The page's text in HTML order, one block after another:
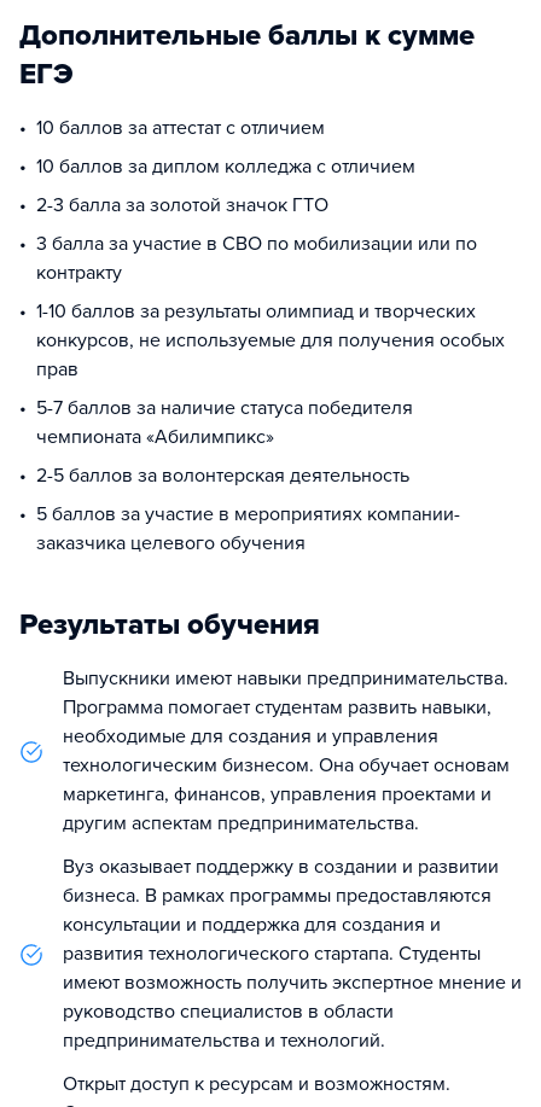
Дополнительные баллы к сумме
ЕГЭ
10 баллов за аттестат с отличием
10 баллов за диплом колледжа с отличием
2-3 балла за золотой значок ГТО
3 балла за участие в СВО по мобилизации или по
контракту
1-10 баллов за результаты олимпиад и творческих
конкурсов, не используемые для получения особых
прав
5-7 баллов за наличие статуса победителя
чемпионата «Абилимпикс»
2-5 баллов за волонтерская деятельность
5 баллов за участие в мероприятиях компании-
заказчика целевого обучения
Результаты обучения
Выпускники имеют навыки предпринимательства.
Программа помогает студентам развить навыки,
необходимые для создания и управления
технологическим бизнесом. Она обучает основам
маркетинга, финансов, управления проектами и
другим аспектам предпринимательства.
Вуз оказывает поддержку в создании и развитии
бизнеса. В рамках программы предоставляются
консультации и поддержка для создания и
развития технологического стартапа. Студенты
имеют возможность получить экспертное мнение и
руководство специалистов в области
предпринимательства и технологий.
Открыт доступ к ресурсам и возможностям.